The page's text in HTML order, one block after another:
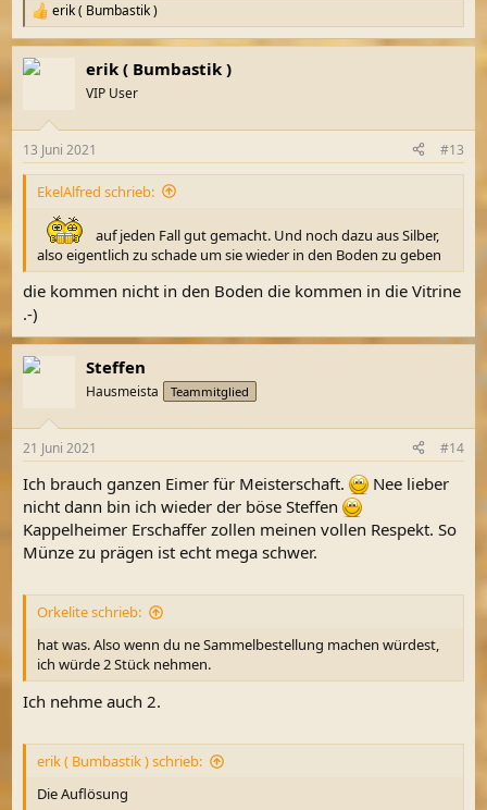
R
e
a
k
e
n
erik ( Bumbastik )
erik ( Bumbastik )
VIP User
13 Juni 2021 #13
EkelAlfred schrieb:
auf jeden Fall gut gemacht. Und noch dazu aus Silber,
also eigentlich zu schade um sie wieder in den Boden zu geben
die kommen nicht in den Boden die kommen in die Vitrine
.-)
Steffen
Hausmeista Teammitglied
21 Juni 2021 #14
Ich brauch ganzen Eimer für Meisterschaft.
Nee lieber
nicht dann bin ich wieder der böse Steffen
Kappelheimer Erschaffer zollen meinen vollen Respekt. So
Münze zu prägen ist echt mega schwer.
Orkelite schrieb:
hat was. Also wenn du ne Sammelbestellung machen würdest,
ich würde 2 Stück nehmen.
Ich nehme auch 2.
erik ( Bumbastik ) schrieb:
Die Auflösung